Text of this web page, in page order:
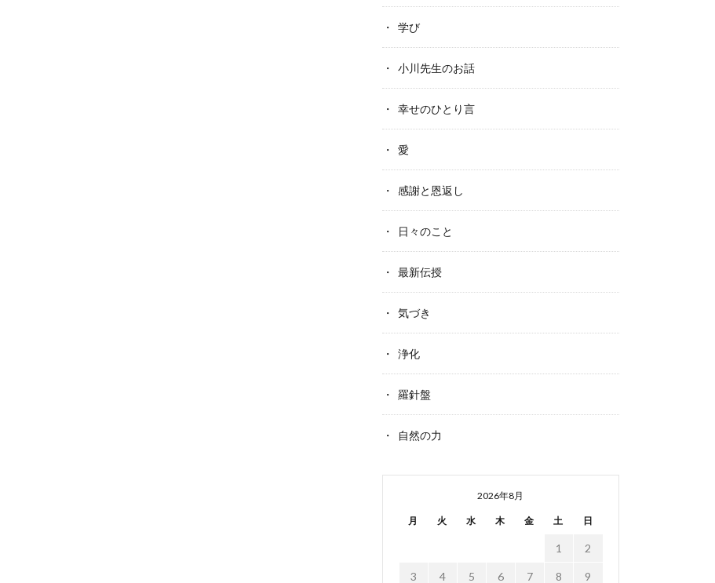
学び
小川先生のお話
幸せのひとり言
愛
感謝と恩返し
日々のこと
最新伝授
気づき
浄化
羅針盤
自然の力
2026年8月
月 火 水 木 金 土 日
1 2
3 4 5 6 7 8 9